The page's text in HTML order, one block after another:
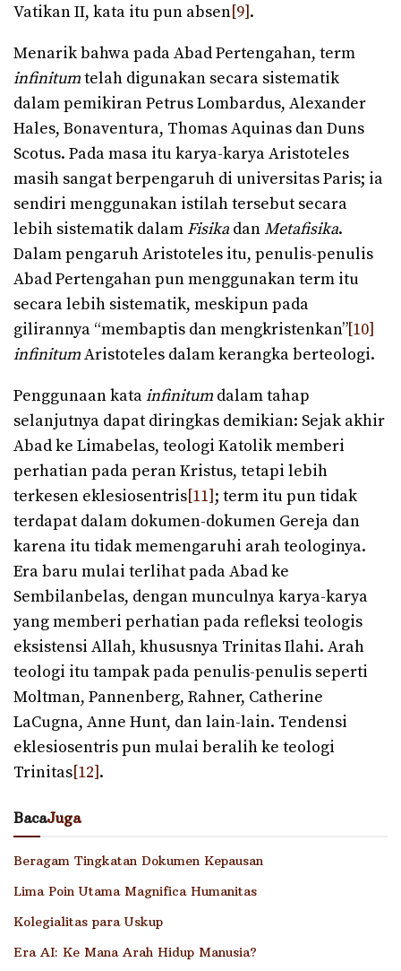
Vatikan II, kata itu pun absen[9].
Menarik bahwa pada Abad Pertengahan, term
infinitumtelah digunakan secara sistematik
dalam pemikiran Petrus Lombardus, Alexander
Hales, Bonaventura, Thomas Aquinas dan Duns
Scotus. Pada masa itu karya-karya Aristoteles
masih sangat berpengaruh di universitas Paris; ia
sendiri menggunakan istilah tersebut secara
lebih sistematik dalam Fisika danMetafisika.
Dalam pengaruh Aristoteles itu, penulis-penulis
Abad Pertengahan pun menggunakan term itu
secara lebih sistematik, meskipun pada
gilirannya “membaptis dan mengkristenkan”[10]
infinitumAristoteles dalam kerangka berteologi.
Penggunaan katainfinitum dalam tahap
selanjutnya dapat diringkas demikian: Sejak akhir
Abad ke Limabelas, teologi Katolik memberi
perhatian pada peran Kristus, tetapi lebih
terkesen eklesiosentris[11] ; term itu pun tidak
terdapat dalam dokumen-dokumen Gereja dan
karena itu tidak memengaruhi arah teologinya.
Era baru mulai terlihat pada Abad ke
Sembilanbelas, dengan munculnya karya-karya
yang memberi perhatian pada refleksi teologis
eksistensi Allah, khususnya Trinitas Ilahi. Arah
teologi itu tampak pada penulis-penulis seperti
Moltman, Pannenberg, Rahner, Catherine
LaCugna, Anne Hunt, dan lain-lain. Tendensi
eklesiosentris pun mulai beralih ke teologi
Trinitas[12].
BacaJuga
Beragam Tingkatan Dokumen Kepausan
Lima Poin Utama Magnifica Humanitas
Kolegialitas para Uskup
Era AI: Ke Mana Arah Hidup Manusia?